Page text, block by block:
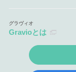
Gravioとは